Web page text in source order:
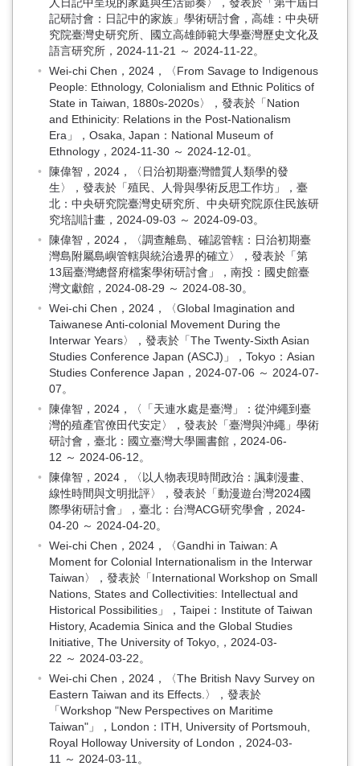
記研討會：日記中的家族」學術研討會，高雄：中央研
究院臺灣史研究所、國立高雄師範大學臺灣歷史文化及
語言研究所，2024-11-21 ～ 2024-11-22。
Wei-chi Chen，2024，〈From Savage to Indigenous
People: Ethnology, Colonialism and Ethnic Politics of
State in Taiwan, 1880s-2020s〉，發表於「Nation
and Ethinicity: Relations in the Post-Nationalism
Era」，Osaka, Japan：National Museum of
Ethnology，2024-11-30 ～ 2024-12-01。
陳偉智，2024，〈日治初期臺灣體質人類學的發
生〉，發表於「殖民、人骨與學術反思工作坊」，臺
北：中央研究院臺灣史研究所、中央研究院原住民族研
究培訓計畫，2024-09-03 ～ 2024-09-03。
陳偉智，2024，〈調查離島、確認管轄：日治初期臺
灣島附屬島嶼管轄與統治邊界的確立〉，發表於「第
13屆臺灣總督府檔案學術研討會」，南投：國史館臺
灣文獻館，2024-08-29 ～ 2024-08-30。
Wei-chi Chen，2024，〈Global Imagination and
Taiwanese Anti-colonial Movement During the
Interwar Years〉，發表於「The Twenty-Sixth Asian
Studies Conference Japan (ASCJ)」，Tokyo：Asian
Studies Conference Japan，2024-07-06 ～ 2024-07-
07。
陳偉智，2024，〈「天連水處是臺灣」：從沖繩到臺
灣的殖產官僚田代安定〉，發表於「臺灣與沖繩」學術
研討會，臺北：國立臺灣大學圖書館，2024-06-
12 ～ 2024-06-12。
陳偉智，2024，〈以人物表現時間政治：諷刺漫畫、
線性時間與文明批評〉，發表於「動漫遊台灣2024國
際學術研討會」，臺北：台灣ACG研究學會，2024-
04-20 ～ 2024-04-20。
Wei-chi Chen，2024，〈Gandhi in Taiwan: A
Moment for Colonial Internationalism in the Interwar
Taiwan〉，發表於「International Workshop on Small
Nations, States and Collectivities: Intellectual and
Historical Possibilities」，Taipei：Institute of Taiwan
History, Academia Sinica and the Global Studies
Initiative, The University of Tokyo,，2024-03-
22 ～ 2024-03-22。
Wei-chi Chen，2024，〈The British Navy Survey on
Eastern Taiwan and its Effects.〉，發表於
「Workshop "New Perspectives on Maritime
Taiwan"」，London：ITH, University of Portsmouh,
Royal Holloway University of London，2024-03-
11 ～ 2024-03-11。